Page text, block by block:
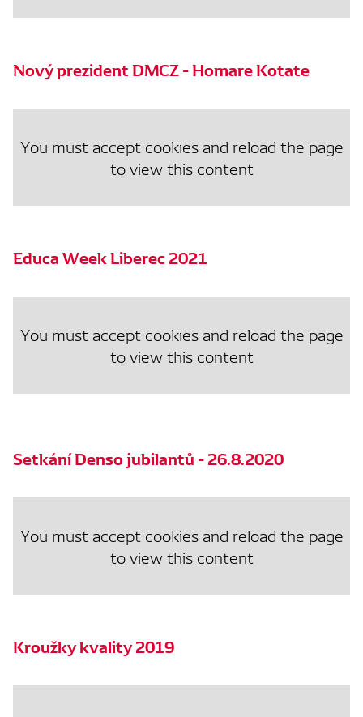
Nový prezident DMCZ - Homare Kotate
You must accept cookies and reload the page
to view this content
Educa Week Liberec 2021
You must accept cookies and reload the page
to view this content
Setkání Denso jubilantů - 26.8.2020
You must accept cookies and reload the page
to view this content
Kroužky kvality 2019